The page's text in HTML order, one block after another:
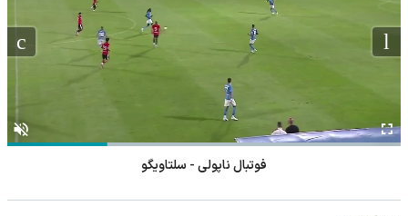
فوتبال ناپولی - سلتاویگو